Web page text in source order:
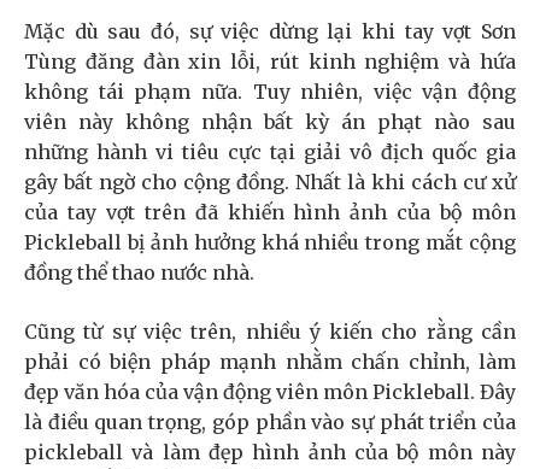
Mặc dù sau đó, sự việc dừng lại khi tay vợt Sơn
Tùng đăng đàn xin lỗi, rút kinh nghiệm và hứa
không tái phạm nữa. Tuy nhiên, việc vận động
viên này không nhận bất kỳ án phạt nào sau
những hành vi tiêu cực tại giải vô địch quốc gia
gây bất ngờ cho cộng đồng. Nhất là khi cách cư xử
của tay vợt trên đã khiến hình ảnh của bộ môn
Pickleball bị ảnh hưởng khá nhiều trong mắt cộng
đồng thể thao nước nhà.
Cũng từ sự việc trên, nhiều ý kiến cho rằng cần
phải có biện pháp mạnh nhằm chấn chỉnh, làm
đẹp văn hóa của vận động viên môn Pickleball. Đây
là điều quan trọng, góp phần vào sự phát triển của
pickleball và làm đẹp hình ảnh của bộ môn này